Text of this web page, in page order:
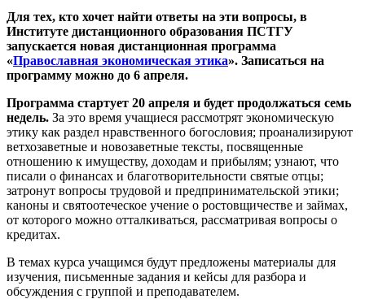
Для тех, кто хочет найти ответы на эти вопросы, в
Институте дистанционного образования ПСТГУ
запускается новая дистанционная программа
«Православная экономическая этика». Записаться на
программу можно до 6 апреля.
Программа стартует 20 апреля и будет продолжаться семь
недель. За это время учащиеся рассмотрят экономическую
этику как раздел нравственного богословия; проанализируют
ветхозаветные и новозаветные тексты, посвященные
отношению к имуществу, доходам и прибылям; узнают, что
писали о финансах и благотворительности святые отцы;
затронут вопросы трудовой и предпринимательской этики;
каноны и святоотеческое учение о ростовщичестве и займах,
от которого можно отталкиваться, рассматривая вопросы о
кредитах.
В темах курса учащимся будут предложены материалы для
изучения, письменные задания и кейсы для разбора и
обсуждения с группой и преподавателем.